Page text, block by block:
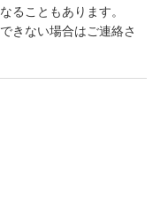
ることもあります。
きない場合はご連絡さ